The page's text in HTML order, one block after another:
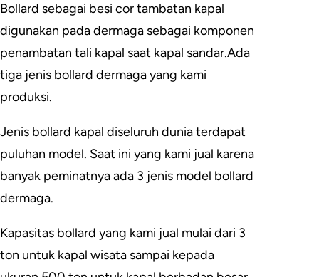
Bollard sebagai besi cor tambatan kapal
digunakan pada dermaga sebagai komponen
penambatan tali kapal saat kapal sandar.Ada
tiga jenis bollard dermaga yang kami
produksi.
Jenis bollard kapal diseluruh dunia terdapat
puluhan model. Saat ini yang kami jual karena
banyak peminatnya ada 3 jenis model bollard
dermaga.
Kapasitas bollard yang kami jual mulai dari 3
ton untuk kapal wisata sampai kepada